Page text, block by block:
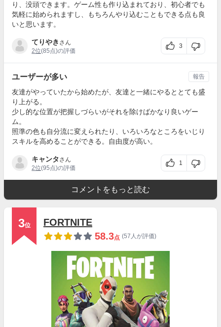
り、没頭できます。ゲーム性も作り込まれており、初心者でも
気軽に始められますし、もちろんやり込むこともできる点も良
いと思います。
てりやき さん
2位(85点)の評価
3
ユーザーが多い
友達がやっていたから始めたが、友達と一緒にやるととても盛
り上がる。
少し的な位置が把握しづらいがそれを除けばかなり良いゲー
ム。
照準の色も自分流に変えられたり、いろいろなところをいじり
スキルを高めることができる。自由度が高い。
キャンタ さん
2位(95点)の評価
1
報告
コメントをもっと読む
3位
FORTNITE
58.3点 (57人が評価)